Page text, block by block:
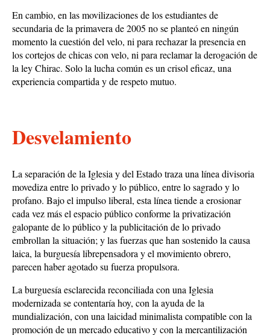
En cambio, en las movilizaciones de los estudiantes de
secundaria de la primavera de 2005 no se planteó en ningún
momento la cuestión del velo, ni para rechazar la presencia en
los cortejos de chicas con velo, ni para reclamar la derogación de
la ley Chirac. Solo la lucha común es un crisol eficaz, una
experiencia compartida y de respeto mutuo.
Desvelamiento
La separación de la Iglesia y del Estado traza una línea divisoria
movediza entre lo privado y lo público, entre lo sagrado y lo
profano. Bajo el impulso liberal, esta línea tiende a erosionar
cada vez más el espacio público conforme la privatización
galopante de lo público y la publicitación de lo privado
embrollan la situación; y las fuerzas que han sostenido la causa
laica, la burguesía librepensadora y el movimiento obrero,
parecen haber agotado su fuerza propulsora.
La burguesía esclarecida reconciliada con una Iglesia
modernizada se contentaría hoy, con la ayuda de la
mundialización, con una laicidad minimalista compatible con la
promoción de un mercado educativo y con la mercantilización